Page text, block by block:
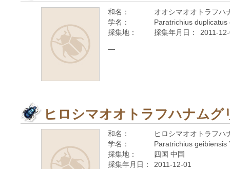
和名：
オオシマオオトラフ
学名：
Paratrichius
採集地：
採集年月日： 2011-
—
ヒロシマオオトラフハナムグ
和名：
ヒロシマオオトラフハ
学名：
Paratrichius geibiensis
採集地：
四国 中国
採集年月日：
2011-12-01